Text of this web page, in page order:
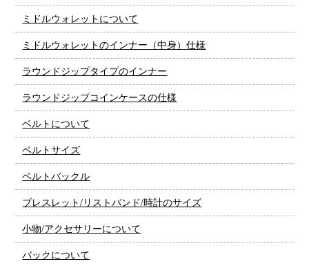
ミドルウォレットについて
ミドルウォレットのインナー（中身）仕様
ラウンドジップタイプのインナー
ラウンドジップコインケースの仕様
ベルトについて
ベルトサイズ
ベルトバックル
ブレスレット/リストバンド/時計のサイズ
小物/アクセサリーについて
バックについて